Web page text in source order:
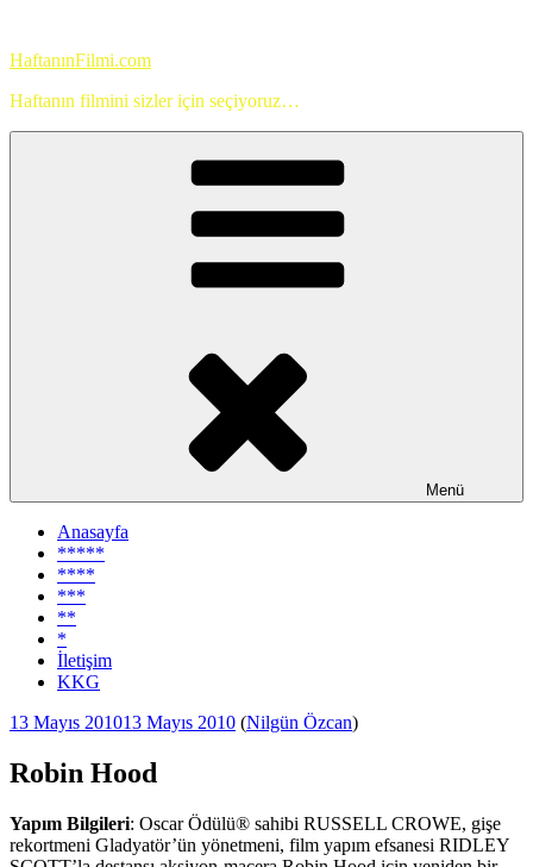
HaftanınFilmi.com
Haftanın filmini sizler için seçiyoruz…
Menü
Anasayfa
*****
****
***
**
*
İletişim
KKG
Yayım
13 Mayıs 201013 Mayıs 2010 (Nilgün Özcan)
Robin Hood
Yapım Bilgileri: Oscar Ödülü® sahibi RUSSELL CROWE, gişe
rekortmeni Gladyatör’ün yönetmeni, film yapım efsanesi RIDLEY